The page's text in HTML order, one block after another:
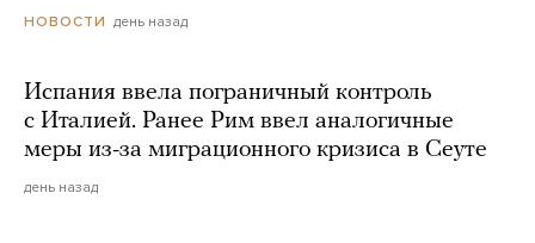
НОВОСТИ день назад
Испания ввела пограничный контроль
с Италией. Ранее Рим ввел аналогичные
меры из-за миграционного кризиса в Сеуте
день назад